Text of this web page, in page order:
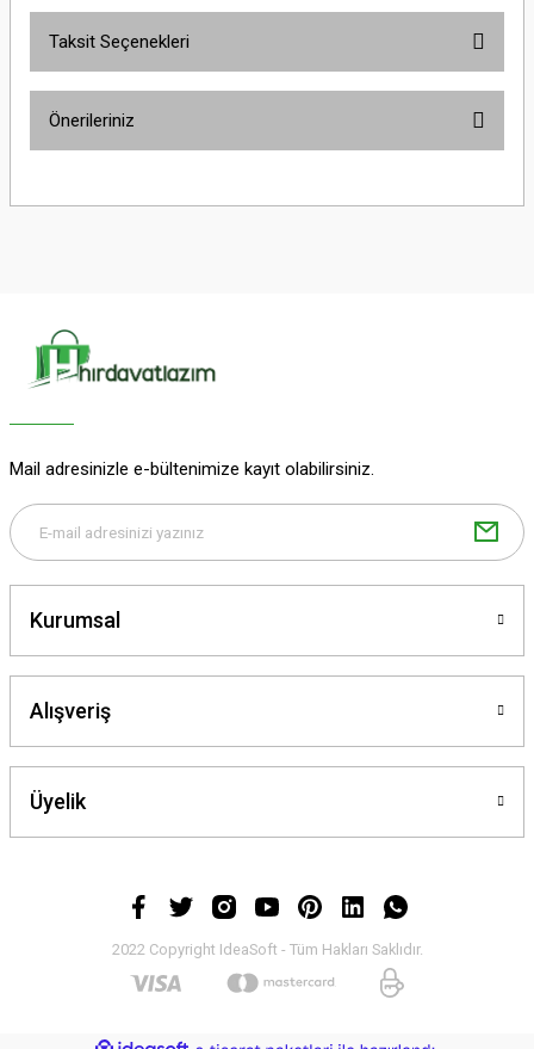
Taksit Seçenekleri
Önerileriniz
yetersiz gördüğünüz noktaları öneri formunu kullanarak tarafımıza
Ürün açıklamasında eksik bilgiler bulunuyor.
Ürün bilgilerinde hatalar bulunuyor.
Mail adresinizle e-bültenimize kayıt olabilirsiniz.
Kurumsal
Alışveriş
Üyelik
2022 Copyright IdeaSoft - Tüm Hakları Saklıdır.